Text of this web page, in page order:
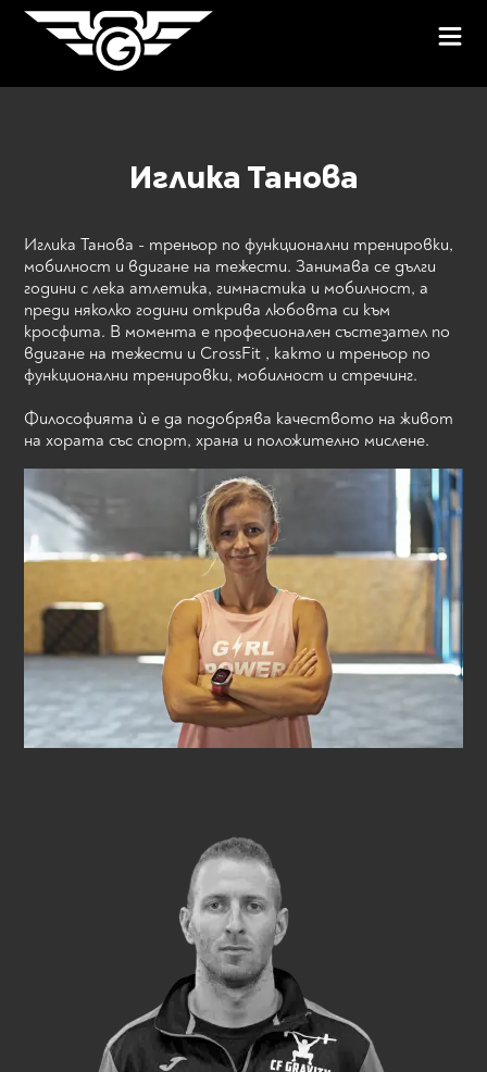
Иглика Танова
Иглика Танова - треньор по функционални тренировки,
мобилност и вдигане на тежести. Занимава се дълги
години с лека атлетика, гимнастика и мобилност, а
преди няколко години открива любовта си към
кросфита. В момента е професионален състезател по
вдигане на тежести и CrossFit , както и треньор по
функционални тренировки, мобилност и стречинг.
Философията ѝ е да подобрява качеството на живот
на хората със спорт, храна и положително мислене.